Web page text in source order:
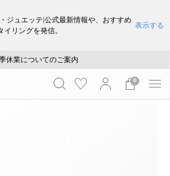
・ジュエッテ)公式最新情報や、おすすめ
リングを発信。
表示する
採用のご案内
いたお品物のお届け状況について
休業についてのご案内
WEB LIMITED ITEMS >>
採用のご案内
いたお品物のお届け状況について
0